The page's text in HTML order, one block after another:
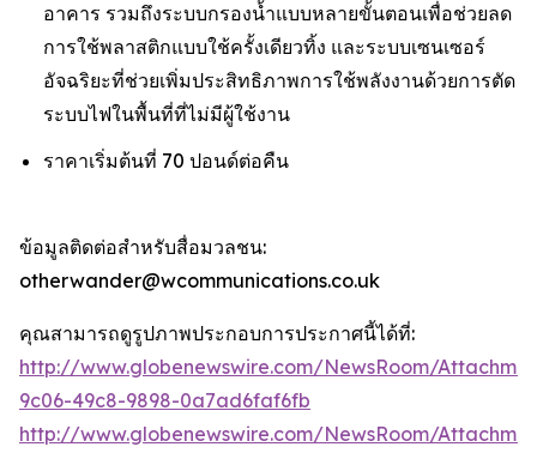
อาคาร รวมถึงระบบกรองน้ำแบบหลายขั้นตอนเพื่อช่วยลด
การใช้พลาสติกแบบใช้ครั้งเดียวทิ้ง และระบบเซนเซอร์
อัจฉริยะที่ช่วยเพิ่มประสิทธิภาพการใช้พลังงานด้วยการตัด
ระบบไฟในพื้นที่ที่ไม่มีผู้ใช้งาน
ราคาเริ่มต้นที่ 70 ปอนด์ต่อคืน
ข้อมูลติดต่อสำหรับสื่อมวลชน:
otherwander@wcommunications.co.uk
คุณสามารถดูรูปภาพประกอบการประกาศนี้ได้ที่:
http://www.globenewswire.com/NewsRoom/
9c06-49c8-9898-0a7ad6faf6fb
http://www.globenewswire.com/NewsRoom/